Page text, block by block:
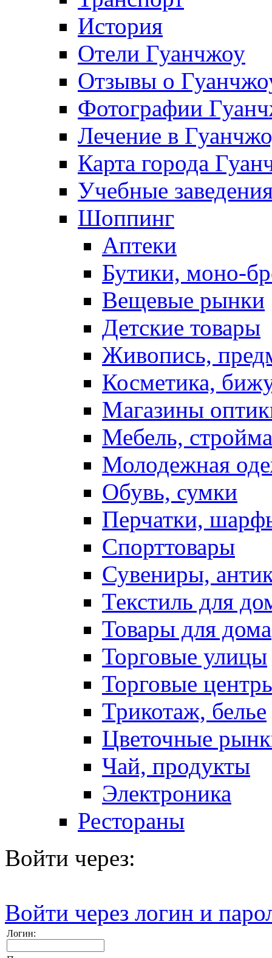
История
Отели Гуанчжоу
Отзывы о
Фотографии
Лечение в
Карта города
Учебные
Шоппинг
Аптеки
Бутики, моно-
Вещевые рынки
Детские товары
Живопись,
Косметика,
Магазины
Мебель,
Молодежная
Обувь, сумки
Перчатки,
Спорттовары
Сувениры,
Текстиль для
Товары для дома
Торговые улицы
Торговые
Трикотаж, белье
Цветочные
Чай, продукты
Электроника
Рестораны
Войти через:
Войти через логин и
Логин: